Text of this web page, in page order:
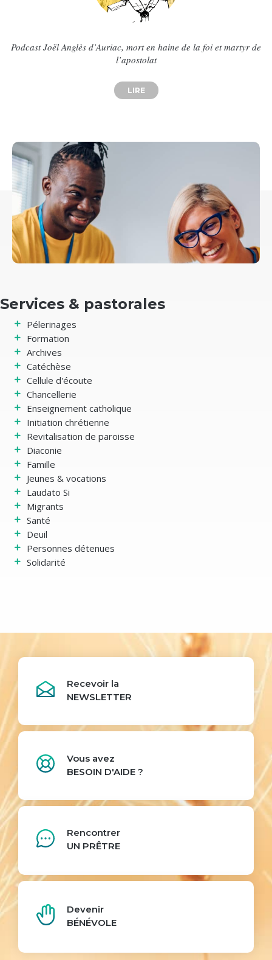
Podcast Joël Anglès d’Auriac, mort en haine de la foi et martyr de
l’apostolat
LIREABOUT PODCAST JOËL
Nos équipes vous
accompagnent au
quotidien.
Services & pastorales
Pélerinages
Formation
Archives
Catéchèse
Cellule d'écoute
Chancellerie
Enseignement catholique
Initiation chrétienne
Revitalisation de paroisse
Diaconie
Famille
Jeunes & vocations
Laudato Si
Migrants
Santé
Deuil
Personnes détenues
Solidarité
Recevoir la
NEWSLETTER
Vous avez
BESOIN D'AIDE ?
Rencontrer
UN PRÊTRE
Devenir
BÉNÉVOLE